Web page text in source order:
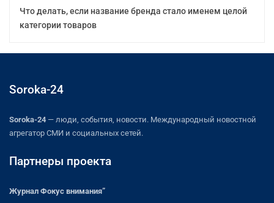
Что делать, если название бренда стало именем целой
категории товаров
Soroka-24
Soroka-24 — люди, события, новости. Международный новостной
агрегатор СМИ и социальных сетей.
Партнеры проекта
Журнал Фокус внимания”